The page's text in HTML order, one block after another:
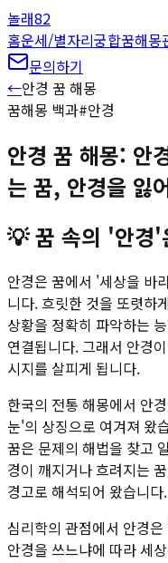
놀래82
홈운세/별자리궁합꿈해몽
문의하기
←안경 꿈 해몽
꿈해몽 백과#안경
안경 꿈 해몽: 안
는 꿈, 안경을 잃
💡꿈 속의 '안경'
안경은 꿈에서 '세상을 바
니다. 흐릿한 것을 또렷하
상황을 정확히 파악하는
연결됩니다. 그래서 안경
시지를 살피게 됩니다.
한국의 전통 해몽에서 안
눈'의 상징으로 여겨져 왔
꿈은 문제의 해법을 찾고
경이 깨지거나 흐려지는
경고로 해석되어 왔습니다.
심리학의 관점에서 안경
안경을 쓰느냐에 따라 세